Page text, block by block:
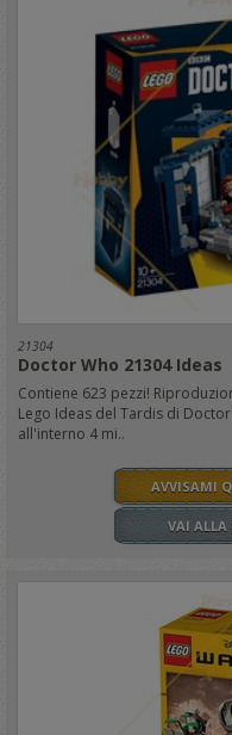
21304
Doctor Who 21304 Ideas
Contiene 623 pezzi!
Lego Ideas del Tardis di
all'interno 4 mi..
AVVISAMI
VAI ALLA